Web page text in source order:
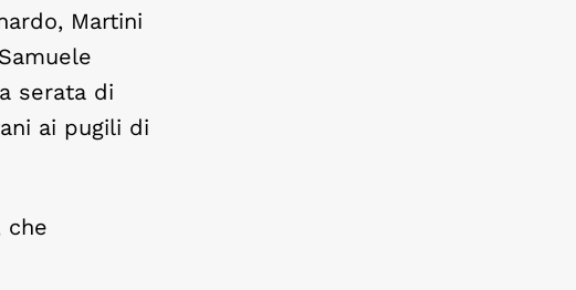
Martini
serata di
ai pugili di
che